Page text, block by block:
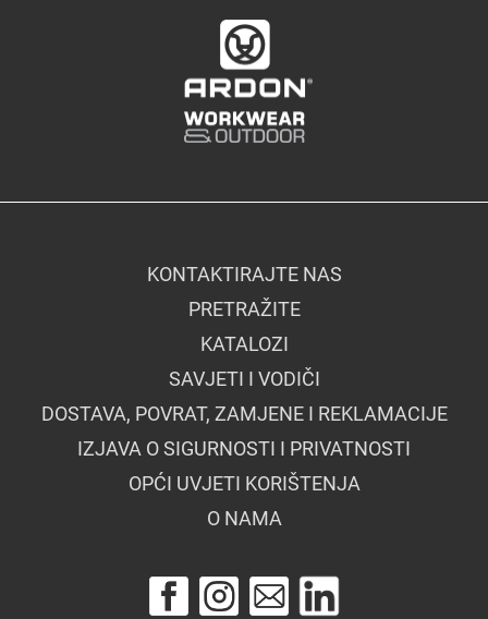
KONTAKTIRAJTE NAS
PRETRAŽITE
KATALOZI
SAVJETI I VODIČI
DOSTAVA, POVRAT, ZAMJENE I REKLAMACIJE
IZJAVA O SIGURNOSTI I PRIVATNOSTI
OPĆI UVJETI KORIŠTENJA
O NAMA